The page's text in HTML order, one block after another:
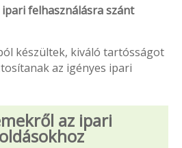
felhasználásra szánt
készültek, kiváló tartósságot
az igényes ipari
az ipari